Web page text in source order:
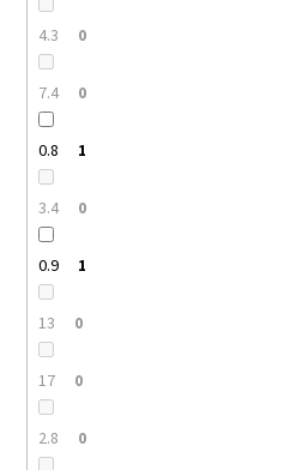
4.3 0
7.4 0
0.8 1
3.4 0
0.9 1
13 0
17 0
2.8 0